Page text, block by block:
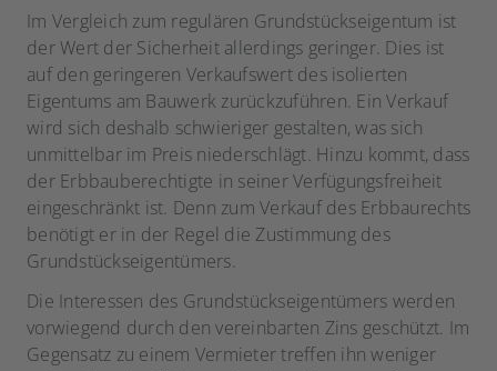
Im Vergleich zum regulären Grundstückseigentum ist
der Wert der Sicherheit allerdings geringer. Dies ist
auf den geringeren Verkaufswert des isolierten
Eigentums am Bauwerk zurückzuführen. Ein Verkauf
wird sich deshalb schwieriger gestalten, was sich
unmittelbar im Preis niederschlägt. Hinzu kommt, dass
der Erbbauberechtigte in seiner Verfügungsfreiheit
eingeschränkt ist. Denn zum Verkauf des Erbbaurechts
benötigt er in der Regel die Zustimmung des
Grundstückseigentümers.
Die Interessen des Grundstückseigentümers werden
vorwiegend durch den vereinbarten Zins geschützt. Im
Gegensatz zu einem Vermieter treffen ihn weniger